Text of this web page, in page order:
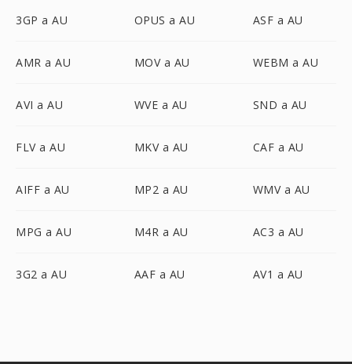
3GP a AU OPUS a AU ASF a AU
AMR a AU MOV a AU WEBM a AU
AVI a AU WVE a AU SND a AU
FLV a AU MKV a AU CAF a AU
AIFF a AU MP2 a AU WMV a AU
MPG a AU M4R a AU AC3 a AU
3G2 a AU AAF a AU AV1 a AU